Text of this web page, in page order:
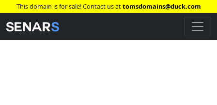
This domain is for sale! Contact us attomsdomains@duck.com